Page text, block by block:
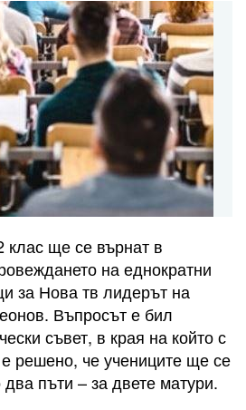
клас ще се върнат в
на еднократни
за Нова тв лидерът на
Въпросът е бил
съвет, в края на който с
решено, че учениците ще се
пъти – за двете матури.